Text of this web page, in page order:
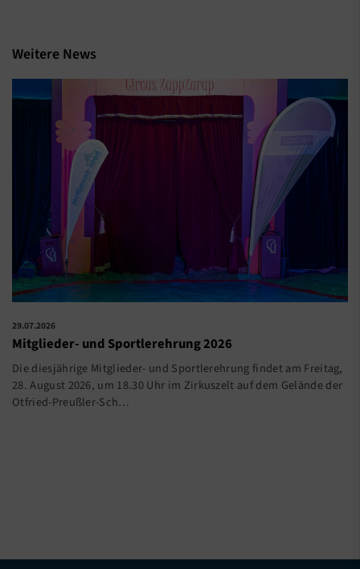
Weitere News
29.07.2026
Mitglieder- und Sportlerehrung 2026
Die diesjährige Mitglieder- und Sportlerehrung findet am Freitag,
28. August 2026, um 18.30 Uhr im Zirkuszelt auf dem Gelände der
Otfried-Preußler-Sch…